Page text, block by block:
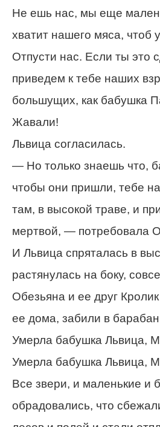
Не ешь нас, мы еще
хватит нашего мяса, чтоб
Отпусти нас. Если ты это
приведем к тебе наших
большущих, как бабушка
Жавали!
Львица согласилась.
— Но только знаешь что,
чтобы они пришли, тебе
там, в высокой траве, и
мертвой, — потребовала
И Львица спряталась в
растянулась на боку,
Обезьяна и ее друг
ее дома, забили в
Умерла бабушка Львица,
Умерла бабушка Львица,
Все звери, и маленькие и
обрадовались, что